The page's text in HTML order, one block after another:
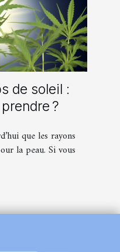
de soleil :
?
que les rayons
la peau. Si vous